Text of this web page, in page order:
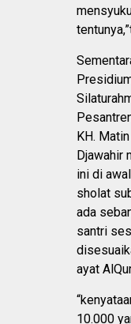
KH. Matin
Djawahir
ini di
sholat
ada
santri
ayat
10.000